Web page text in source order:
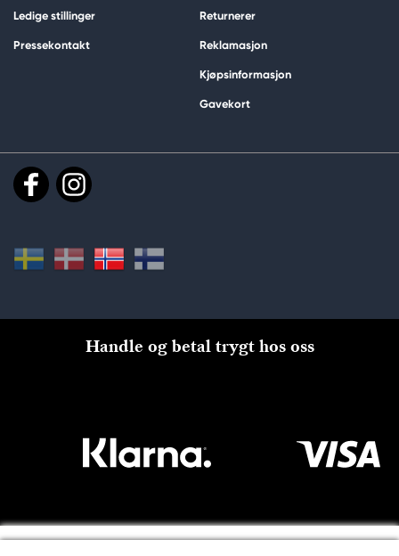
Ledige stillinger
Pressekontakt
Returnerer
Reklamasjon
Kjøpsinformasjon
Gavekort
Handle og betal trygt hos oss